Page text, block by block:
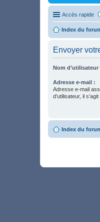
Accès rapide
Index du
Envoyer
Nom d’utilisateur
Adresse e-mail :
Adresse e-mail
d’utilisateur, il
Index du